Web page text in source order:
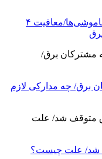
آخرین اظهارات وزیر نیرو درمورد خاموشی‌ها/معافیت ۴
برق/ چه مدارکی لازم
شد/ علت چیست؟